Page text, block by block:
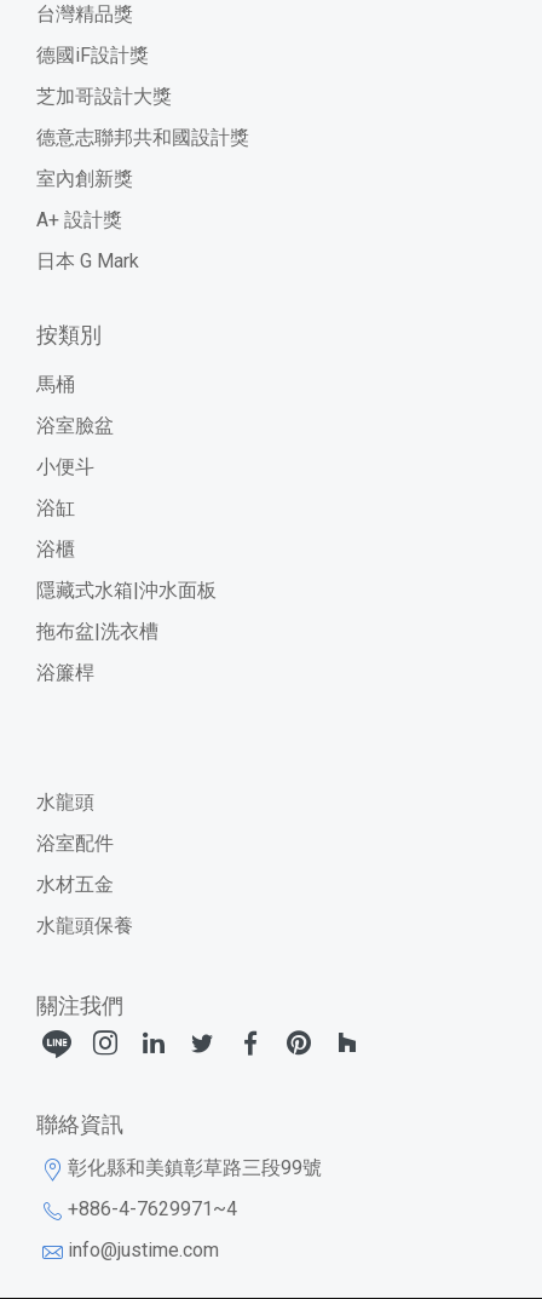
台灣精品獎
德國iF設計獎
芝加哥設計大獎
德意志聯邦共和國設計獎
室內創新獎
A+ 設計獎
日本 G Mark
按類別
馬桶
浴室臉盆
小便斗
浴缸
浴櫃
隱藏式水箱|沖水面板
拖布盆|洗衣槽
浴簾桿
水龍頭
浴室配件
水材五金
水龍頭保養
關注我們
聯絡資訊
彰化縣和美鎮彰草路三段99號
+886-4-7629971~4
info@justime.com